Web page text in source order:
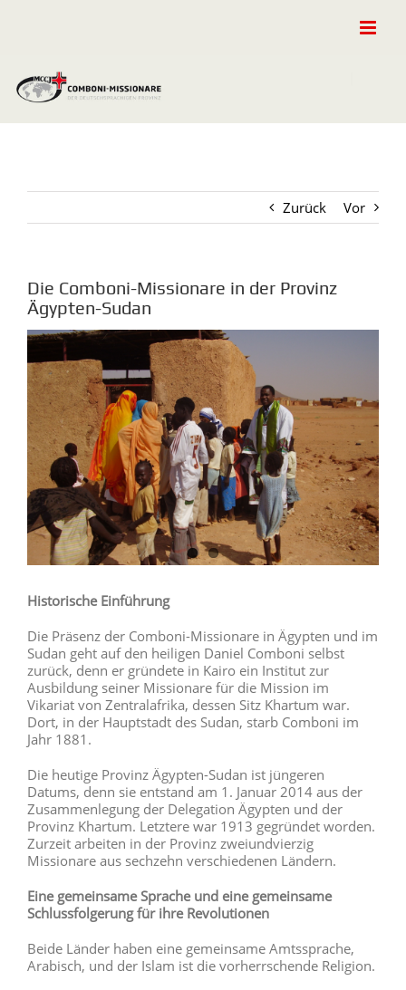
Zurück Vor
Die Comboni-Missionare in der Provinz
Ägypten-Sudan
Zeige
grösseres
Bild
Historische Einführung
Die Präsenz der Comboni-Missionare in Ägypten und im
Sudan geht auf den heiligen Daniel Comboni selbst
zurück, denn er gründete in Kairo ein Institut zur
Ausbildung seiner Missionare für die Mission im
Vikariat von Zentralafrika, dessen Sitz Khartum war.
Dort, in der Hauptstadt des Sudan, starb Comboni im
Jahr 1881.
Die heutige Provinz Ägypten-Sudan ist jüngeren
Datums, denn sie entstand am 1. Januar 2014 aus der
Zusammenlegung der Delegation Ägypten und der
Provinz Khartum. Letztere war 1913 gegründet worden.
Zurzeit arbeiten in der Provinz zweiundvierzig
Missionare aus sechzehn verschiedenen Ländern.
Eine gemeinsame Sprache und eine gemeinsame
Schlussfolgerung für ihre Revolutionen
Beide Länder haben eine gemeinsame Amtssprache,
Arabisch, und der Islam ist die vorherrschende Religion.